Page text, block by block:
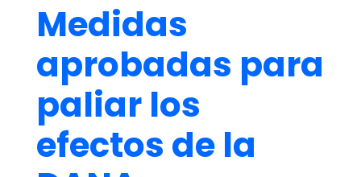
Medidas
aprobadas para
paliar los
efectos de la